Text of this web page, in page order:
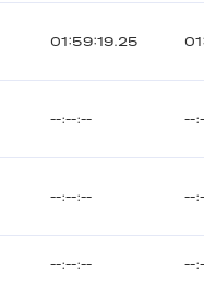
01:59:19.25
--:--:-- --
--:--:-- --
--:--:-- --